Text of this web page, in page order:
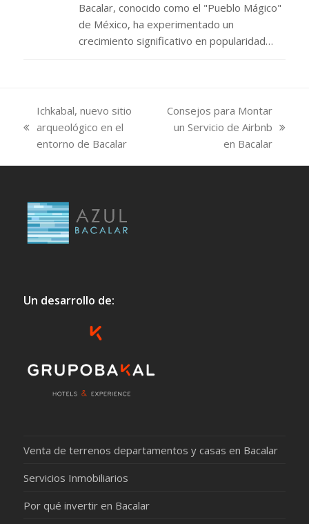
Bacalar, conocido como el "Pueblo Mágico"
de México, ha experimentado un
crecimiento significativo en popularidad…
previous
post:
Ichkabal, nuevo sitio
arqueológico en el
entorno de Bacalar
next
Consejos para Montar
un Servicio de Airbnb
en Bacalar
Un desarrollo de:
Venta de terrenos departamentos y casas en Bacalar
Servicios Inmobiliarios
Por qué invertir en Bacalar